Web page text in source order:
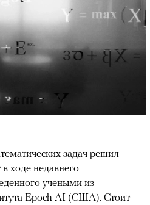
задач решил
ходе недавнего
учеными из
Epoch AI (США). Стоит